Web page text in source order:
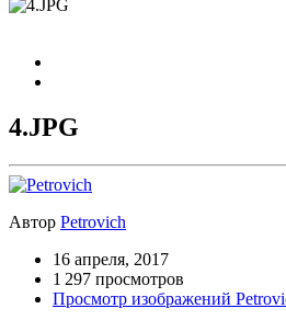
4.JPG
Автор Petrovich
16 апреля, 2017
1 297 просмотров
Просмотр изображений